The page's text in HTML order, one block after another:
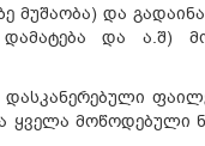
მუშაობა) და
და ა.შ)
ყველა მოწოდებული